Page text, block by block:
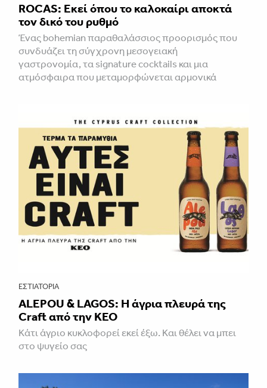
ROCAS: Εκεί όπου το καλοκαίρι αποκτά
τον δικό του ρυθμό
Ένας bohemian παραθαλάσσιος προορισμός που
συνδυάζει τη σύγχρονη μεσογειακή
γαστρονομία, τα signature cocktails και μια
ατμόσφαιρα που μεταμορφώνεται αρμονικά
ΕΣΤΙΑΤΌΡΙΑ
ALEPOU & LAGOS: Η άγρια πλευρά της
Craft από την ΚΕΟ
Κάτι άγριο κυκλοφορεί εκεί έξω. Και θέλει να μπει
στο ψυγείο σας